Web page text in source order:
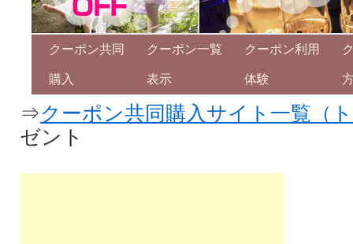
クーポン共同
購入
クーポン一覧
表示
クーポン利用
体験
⇒クーポン共同購入サイト一覧（
ゼント